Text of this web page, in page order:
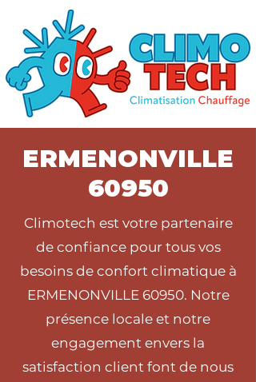
ERMENONVILLE
60950
Climotech est votre partenaire
de confiance pour tous vos
besoins de confort climatique à
ERMENONVILLE 60950. Notre
présence locale et notre
engagement envers la
satisfaction client font de nous